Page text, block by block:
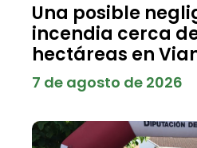
Una posible
incendia cerca
hectáreas en
7 de agosto de 2026